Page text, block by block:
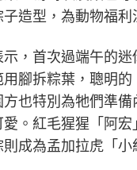
造型，為動物福利
，首次過端午的
用腳拆粽葉，聰明
方也特別為牠們準
。紅毛猩猩「阿
成為孟加拉虎「